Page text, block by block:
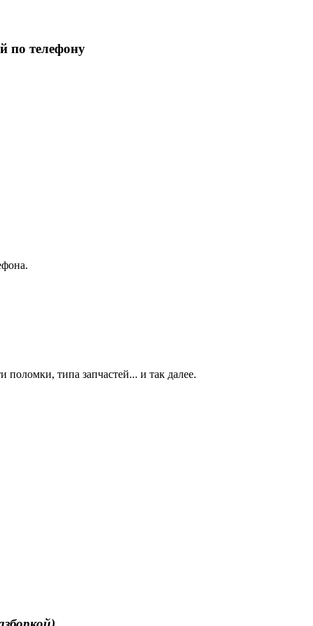
по телефону
поломки, типа запчастей... и так далее.